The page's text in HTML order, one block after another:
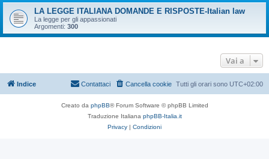
LA LEGGE ITALIANA DOMANDE E RISPOSTE-Italian law
La legge per gli appassionati
Argomenti: 300
Vai a
Indice Tutti gli orari sono UTC+02:00
Cancella cookie
Contattaci
Creato da phpBB® Forum Software © phpBB Limited
Traduzione Italiana phpBB-Italia.it
Privacy | Condizioni